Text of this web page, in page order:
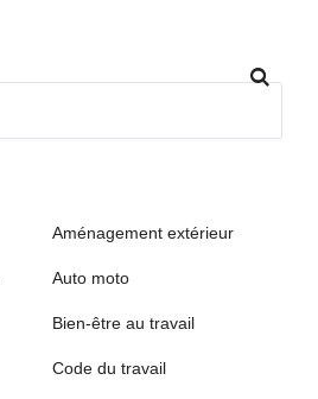
Aménagement extérieur
Auto moto
Bien-être au travail
Code du travail